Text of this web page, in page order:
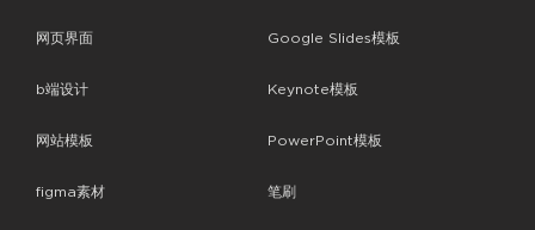
网页界面
b端设计
网站模板
figma素材
Google Slides模板
Keynote模板
PowerPoint模板
笔刷